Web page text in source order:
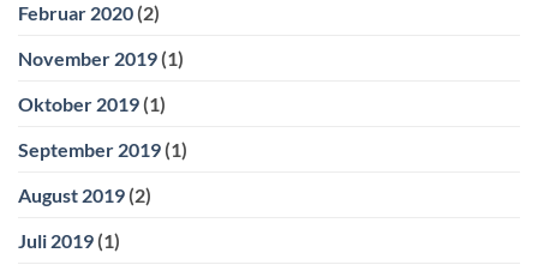
Februar 2020 (2)
November 2019 (1)
Oktober 2019 (1)
September 2019 (1)
August 2019 (2)
Juli 2019 (1)